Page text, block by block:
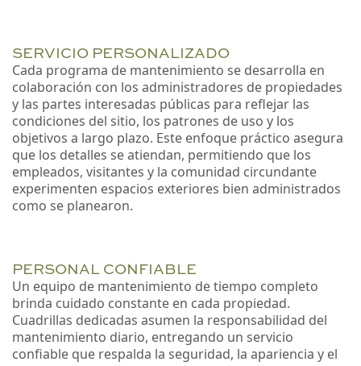
SERVICIO PERSONALIZADO
Cada programa de mantenimiento se desarrolla en
colaboración con los administradores de propiedades
y las partes interesadas públicas para reflejar las
condiciones del sitio, los patrones de uso y los
objetivos a largo plazo. Este enfoque práctico asegura
que los detalles se atiendan, permitiendo que los
empleados, visitantes y la comunidad circundante
experimenten espacios exteriores bien administrados
como se planearon.
PERSONAL CONFIABLE
Un equipo de mantenimiento de tiempo completo
brinda cuidado constante en cada propiedad.
Cuadrillas dedicadas asumen la responsabilidad del
mantenimiento diario, entregando un servicio
confiable que respalda la seguridad, la apariencia y el